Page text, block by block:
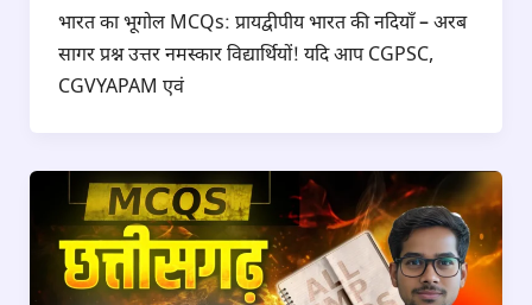
भारत का भूगोल MCQs: प्रायद्वीपीय भारत की नदियाँ – अरब
सागर प्रश्न उत्तर नमस्कार विद्यार्थियों! यदि आप CGPSC,
CGVYAPAM एवं